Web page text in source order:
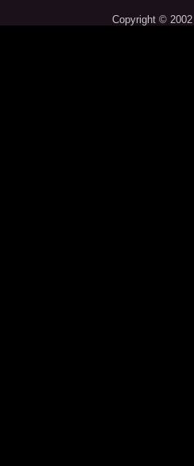
Copyright ©